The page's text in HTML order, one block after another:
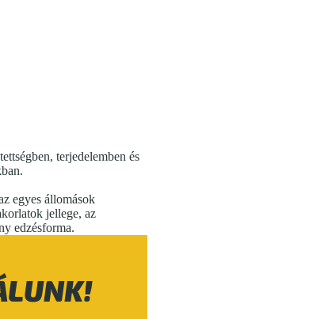
terjedelemben és
egyes állomások
jellege, az
edzésforma.